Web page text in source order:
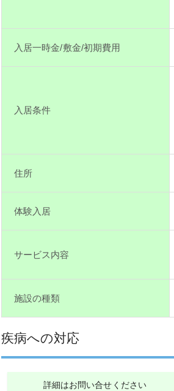
入居一時金/敷金/初期費用
入居条件
住所
体験入居
サービス内容
施設の種類
疾病への対応
詳細はお問い合せください